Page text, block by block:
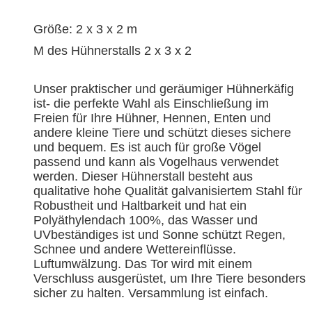
Größe: 2 x 3 x 2 m
M des Hühnerstalls 2 x 3 x 2
Unser praktischer und geräumiger Hühnerkäfig
ist- die perfekte Wahl als Einschließung im
Freien für Ihre Hühner, Hennen, Enten und
andere kleine Tiere und schützt dieses sichere
und bequem. Es ist auch für große Vögel
passend und kann als Vogelhaus verwendet
werden. Dieser Hühnerstall besteht aus
qualitative hohe Qualität galvanisiertem Stahl für
Robustheit und Haltbarkeit und hat ein
Polyäthylendach 100%, das Wasser und
UVbeständiges ist und Sonne schützt Regen,
Schnee und andere Wettereinflüsse.
Luftumwälzung. Das Tor wird mit einem
Verschluss ausgerüstet, um Ihre Tiere besonders
sicher zu halten. Versammlung ist einfach.